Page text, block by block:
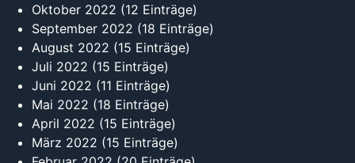
Oktober 2022 (12 Einträge)
September 2022 (18 Einträge)
August 2022 (15 Einträge)
Juli 2022 (15 Einträge)
Juni 2022 (11 Einträge)
Mai 2022 (18 Einträge)
April 2022 (15 Einträge)
März 2022 (15 Einträge)